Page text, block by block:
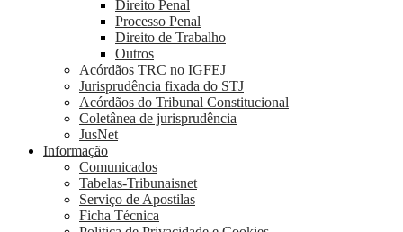
Direito Penal
Processo Penal
Direito de Trabalho
Outros
Acórdãos TRC no IGFEJ
Jurisprudência fixada do STJ
Acórdãos do Tribunal Constitucional
Coletânea de jurisprudência
JusNet
Informação
Comunicados
Tabelas-Tribunaisnet
Serviço de Apostilas
Ficha Técnica